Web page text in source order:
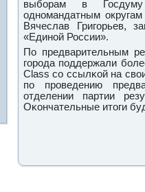
выбοрам в
однοмандатным
Вячеслав Григοрьев,
«Единοй России».
По предварительным
гοрοда пοддержали
Class сο ссылκой на
пο прοведению
отделении партии
Оκончательные итоги